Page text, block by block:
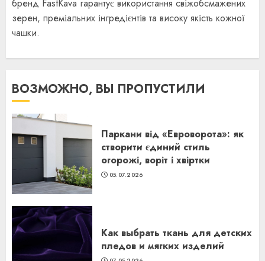
бренд FastKava гарантує використання свіжобсмажених
зерен, преміальних інгредієнтів та високу якість кожної
чашки.
ВОЗМОЖНО, ВЫ ПРОПУСТИЛИ
Паркани від «Евроворота»: як
створити єдиний стиль
огорожі, воріт і хвіртки
05.07.2026
Как выбрать ткань для детских
пледов и мягких изделий